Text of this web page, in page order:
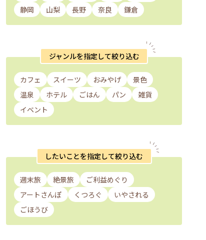
静岡
山梨 長野 奈良 鎌倉
ジャンルを指定して絞り込む
カフェ スイーツ おみやげ
景色
温泉
ホテル ごはん パン
雑貨
イベント
したいことを指定して絞り込む
週末旅 絶景旅
ご利益めぐり
アートさんぽ
くつろぐ
いやされる
ごほうび